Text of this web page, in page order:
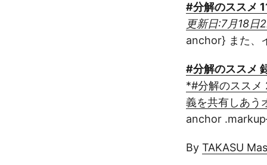
#分解のススメ
更新日:7月18日
anchor} また、
#分解のススメ
*#分解のススメ
義を共有しあ
anchor
By TAKASU